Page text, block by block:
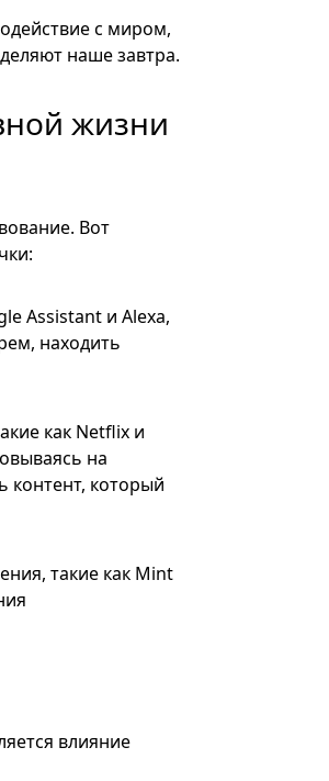
с миром,
наше завтра.
жизни
Вот
Assistant и Alexa,
находить
как Netflix и
на
контент, который
такие как Mint
влияние